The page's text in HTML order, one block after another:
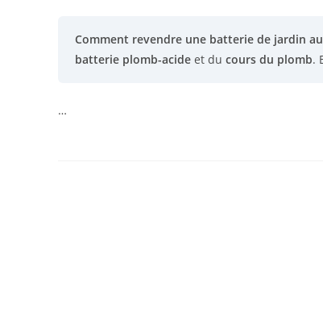
Comment revendre une batterie de jardin
batterie plomb-acide et du cours du plomb.
…